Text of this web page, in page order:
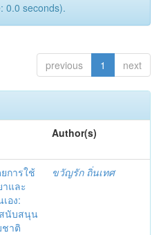
0.0 seconds).
previous 1 next
Author(s)
การใช้
าและ
อง:
นับสนุน
าติ
ขวัญรัก ถิ่นเทศ